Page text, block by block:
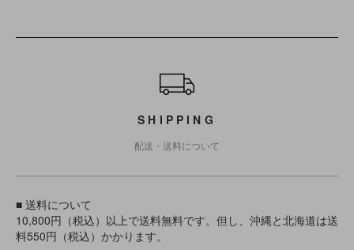
ショッピングガイド
SHIPPING
配送・送料について
■ 送料について
10,800円（税込）以上で送料無料です。但し、沖縄と北海道は送
料550円（税込）かかります。